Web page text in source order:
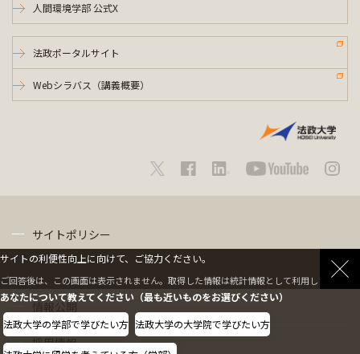
人間環境学部 公式X
法政ポータルサイト
Webシラバス（講義概要）
サイトポリシー
情報公開
採用情報
サイトの利便性向上に向けて、ご協力ください。
ご回答後は、この画面は表示されません。取得した情報は統計情報として利用します。
あなたについて教えてください（最も近いものをお選びください）
法政大学の学部で学びたい方 法政大学の大学院で学びたい方